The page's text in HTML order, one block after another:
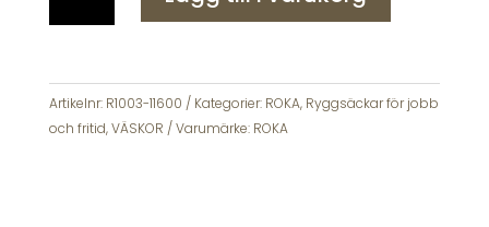
Canfield
Nylon
Small
Artikelnr: R1003-11600 Kategorier: ROKA, Ryggsäckar för jobb
och fritid,VÄSKOR Varumärke: ROKA